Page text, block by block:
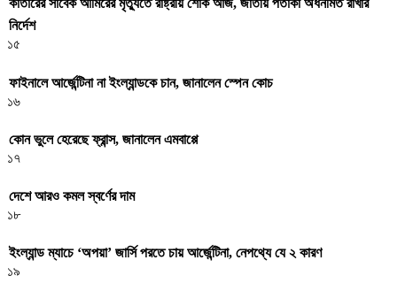
কাতারের সাবেক আমিরের মৃত্যুতে রাষ্ট্রীয় শোক আজ, জাতীয় পতাকা অর্ধনমিত রাখার
নির্দেশ
১৫
ফাইনালে আর্জেন্টিনা না ইংল্যান্ডকে চান, জানালেন স্পেন কোচ
১৬
কোন ভুলে হেরেছে ফ্রান্স, জানালেন এমবাপ্পে
১৭
দেশে আরও কমল স্বর্ণের দাম
১৮
ইংল্যান্ড ম্যাচে ‘অপয়া’ জার্সি পরতে চায় আর্জেন্টিনা, নেপথ্যে যে ২ কারণ
১৯